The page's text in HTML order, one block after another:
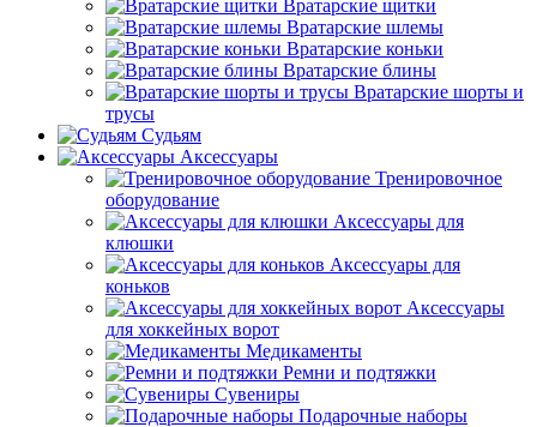
Вратарские щитки
Вратарские шлемы
Вратарские коньки
Вратарские блины
Вратарские шорты и
трусы
Судьям
Аксессуары
Тренировочное
оборудование
Аксессуары для
клюшки
Аксессуары для
коньков
Аксессуары
для хоккейных ворот
Медикаменты
Ремни и подтяжки
Сувениры
Подарочные наборы